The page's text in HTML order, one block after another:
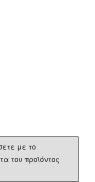
με το
του προϊόντος